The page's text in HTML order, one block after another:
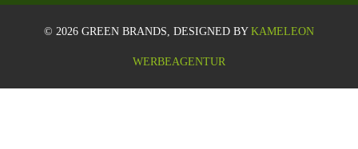
© 2026 GREEN BRANDS, DESIGNED BY KAMELEON
WERBEAGENTUR